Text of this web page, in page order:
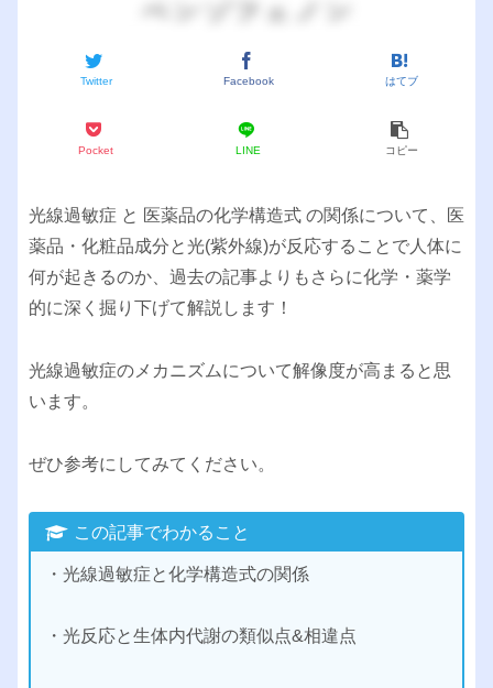
Twitter Facebook はてブ
Pocket LINE コピー
光線過敏症 と 医薬品の化学構造式 の関係について、医
薬品・化粧品成分と光(紫外線)が反応することで人体に
何が起きるのか、過去の記事よりもさらに化学・薬学
的に深く掘り下げて解説します！
光線過敏症のメカニズムについて解像度が高まると思
います。
ぜひ参考にしてみてください。
この記事でわかること
・光線過敏症と化学構造式の関係
・光反応と生体内代謝の類似点&相違点